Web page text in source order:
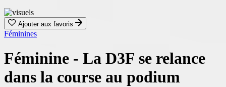
Ajouter aux favoris
Féminines
Féminine - La D3F se relance
dans la course au podium